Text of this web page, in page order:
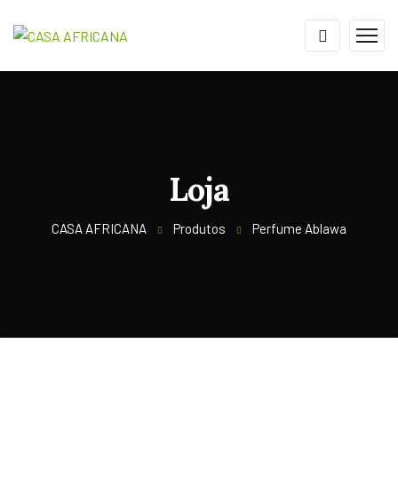
Loja
CASA AFRICANA Produtos Perfume Ablawa